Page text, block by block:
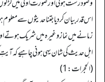
وضو درست ہوتی اور صورت اولی میں
اس قدر بیان کر دیا جتنا حدیثوں سے
زمانے میں نماز وغیرہ میں شریک ہوتے
اہل حدیث کی شان یہی ہونی چاہیے کہ
(الحجرات: 1)